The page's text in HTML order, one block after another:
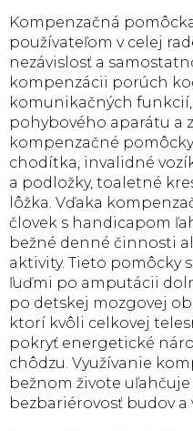
Kompenzačná
používateľom v celej
nezávislosť a
kompenzácii porúch
komunikačných
pohybového aparátu a
kompenzačné
chodítka, invalidné
a podložky, toaletné
lôžka. Vďaka
človek s handicapom
bežné denné činnosti
aktivity. Tieto pomôcky
ľuďmi po amputácii
po detskej mozgovej
ktorí kvôli celkovej
pokryť energetické
chôdzu. Využívanie
bežnom živote
bezbariérovosť budov